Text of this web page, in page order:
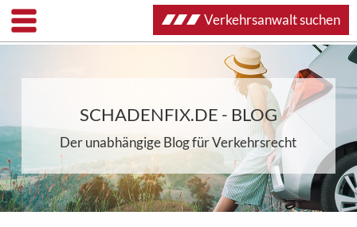
SCHADENFIX.DE - BLOG
Der unabhängige Blog für Verkehrsrecht
Verkehrsanwalt suchen